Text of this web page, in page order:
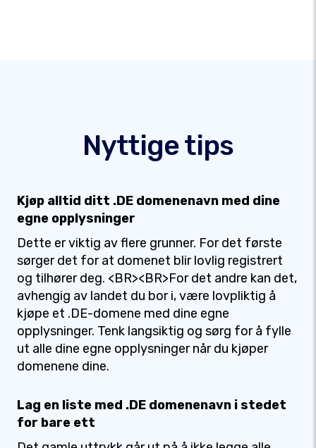
Nyttige tips
Kjøp alltid ditt .DE domenenavn med dine
egne opplysninger
Dette er viktig av flere grunner. For det første
sørger det for at domenet blir lovlig registrert
og tilhører deg. <BR><BR>For det andre kan det,
avhengig av landet du bor i, være lovpliktig å
kjøpe et .DE-domene med dine egne
opplysninger. Tenk langsiktig og sørg for å fylle
ut alle dine egne opplysninger når du kjøper
domenene dine.
Lag en liste med .DE domenenavn i stedet
for bare ett